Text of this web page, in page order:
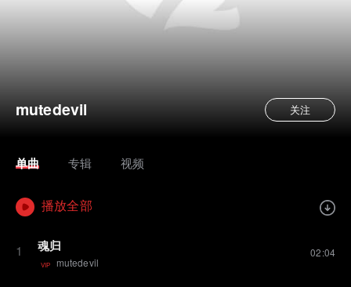
mutedevil 关注
单曲 专辑 视频
播放全部
1 魂归
VIP mutedevil
02:04